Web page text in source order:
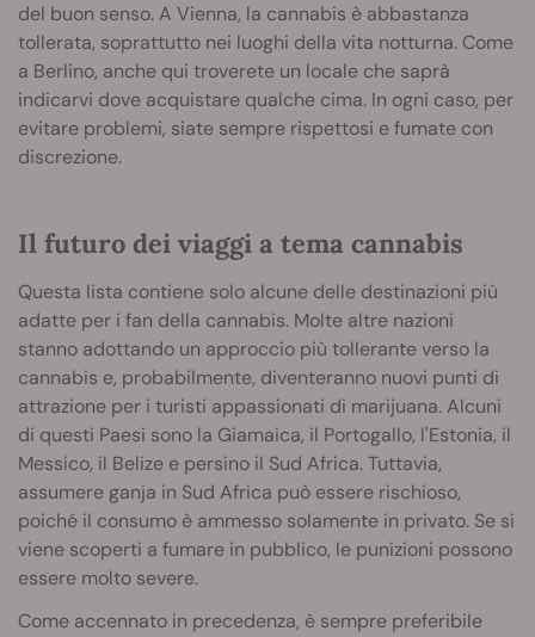
del buon senso. A Vienna, la cannabis è abbastanza
tollerata, soprattutto nei luoghi della vita notturna. Come
a Berlino, anche qui troverete un locale che saprà
indicarvi dove acquistare qualche cima. In ogni caso, per
evitare problemi, siate sempre rispettosi e fumate con
discrezione.
Il futuro dei viaggi a tema cannabis
Questa lista contiene solo alcune delle destinazioni più
adatte per i fan della cannabis. Molte altre nazioni
stanno adottando un approccio più tollerante verso la
cannabis e, probabilmente, diventeranno nuovi punti di
attrazione per i turisti appassionati di marijuana. Alcuni
di questi Paesi sono la Giamaica, il Portogallo, l'Estonia, il
Messico, il Belize e persino il Sud Africa. Tuttavia,
assumere ganja in Sud Africa può essere rischioso,
poiché il consumo è ammesso solamente in privato. Se si
viene scoperti a fumare in pubblico, le punizioni possono
essere molto severe.
Come accennato in precedenza, è sempre preferibile